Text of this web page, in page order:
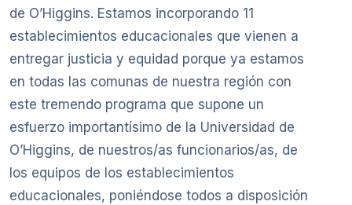
de O’Higgins. Estamos incorporando 11
establecimientos educacionales que vienen a
entregar justicia y equidad porque ya estamos
en todas las comunas de nuestra región con
este tremendo programa que supone un
esfuerzo importantísimo de la Universidad de
O’Higgins, de nuestros/as funcionarios/as, de
los equipos de los establecimientos
educacionales, poniéndose todos a disposición